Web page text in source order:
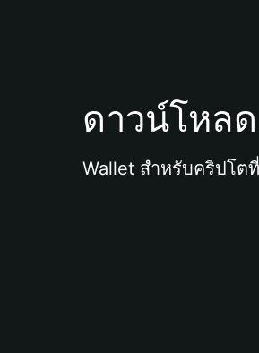
ดาวน์โหล
Wallet สำหรับคริปโต